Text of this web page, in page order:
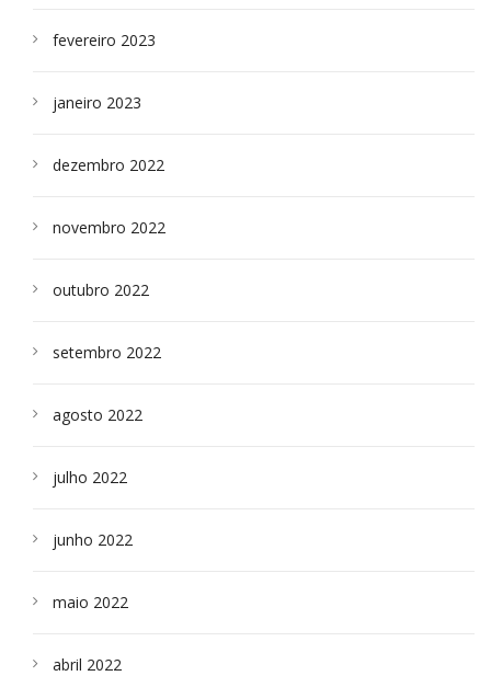
fevereiro 2023
janeiro 2023
dezembro 2022
novembro 2022
outubro 2022
setembro 2022
agosto 2022
julho 2022
junho 2022
maio 2022
abril 2022